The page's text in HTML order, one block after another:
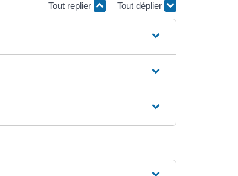
Tout replier Tout déplier